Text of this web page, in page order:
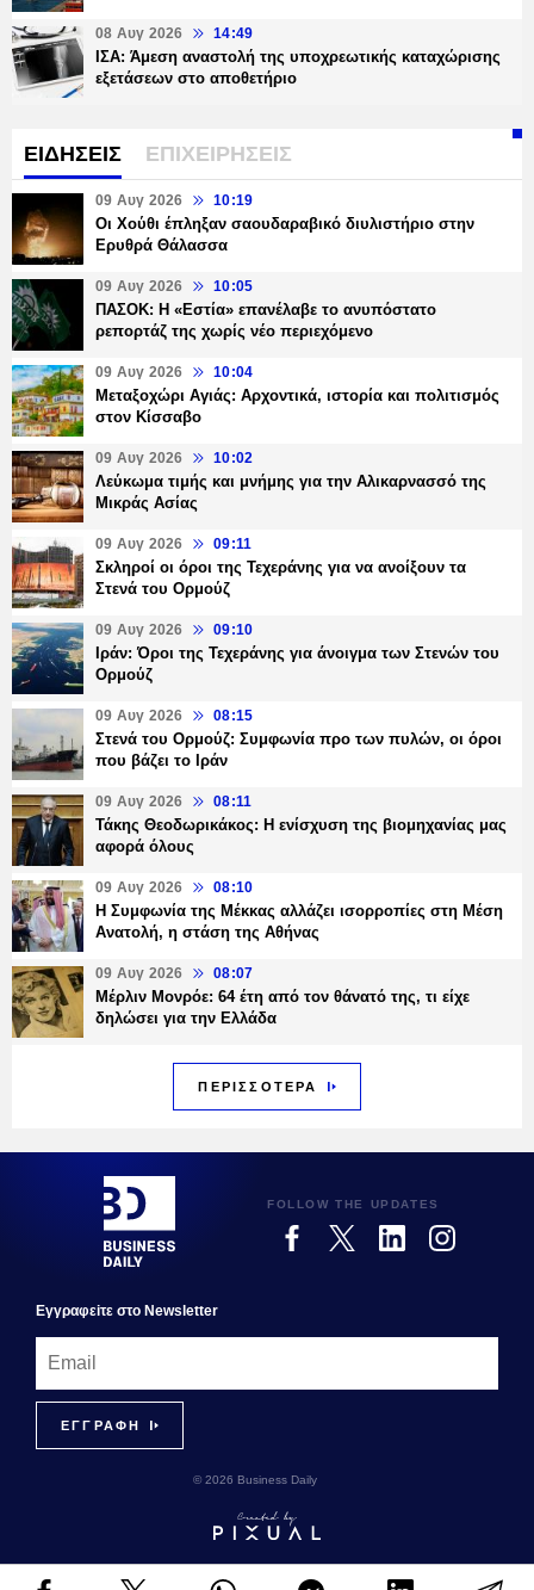
08 Αυγ 2026 14:49
ΙΣΑ: Άμεση αναστολή της υποχρεωτικής καταχώρισης
εξετάσεων στο αποθετήριο
ΕΙΔΗΣΕΙΣ ΕΠΙΧΕΙΡΗΣΕΙΣ
09 Αυγ 2026 10:19
Οι Χούθι έπληξαν σαουδαραβικό διυλιστήριο στην
Ερυθρά Θάλασσα
09 Αυγ 2026 10:05
ΠΑΣΟΚ: Η «Εστία» επανέλαβε το ανυπόστατο
ρεπορτάζ της χωρίς νέο περιεχόμενο
09 Αυγ 2026 10:04
Μεταξοχώρι Αγιάς: Αρχοντικά, ιστορία και πολιτισμός
στον Κίσσαβο
09 Αυγ 2026 10:02
Λεύκωμα τιμής και μνήμης για την Αλικαρνασσό της
Μικράς Ασίας
09 Αυγ 2026 09:11
Σκληροί οι όροι της Τεχεράνης για να ανοίξουν τα
Στενά του Ορμούζ
09 Αυγ 2026 09:10
Ιράν: Όροι της Τεχεράνης για άνοιγμα των Στενών του
Ορμούζ
09 Αυγ 2026 08:15
Στενά του Ορμούζ: Συμφωνία προ των πυλών, οι όροι
που βάζει το Ιράν
09 Αυγ 2026 08:11
Τάκης Θεοδωρικάκος: Η ενίσχυση της βιομηχανίας μας
αφορά όλους
09 Αυγ 2026 08:10
Η Συμφωνία της Μέκκας αλλάζει ισορροπίες στη Μέση
Ανατολή, η στάση της Αθήνας
09 Αυγ 2026 08:07
Μέρλιν Μονρόε: 64 έτη από τον θάνατό της, τι είχε
δηλώσει για την Ελλάδα
ΠΕΡΙΣΣΟΤΕΡΑ
FOLLOW THE UPDATES
Εγγραφεiτε στο Newsletter
© 2026 Business Daily